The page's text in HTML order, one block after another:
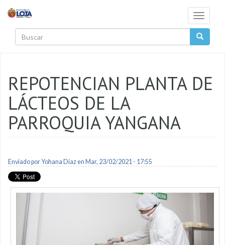
Toggle
REPOTENCIAN PLANTA DE
LÁCTEOS DE LA
PARROQUIA YANGANA
Enviado porYohana Diazen Mar, 23/02/2021 - 17:55